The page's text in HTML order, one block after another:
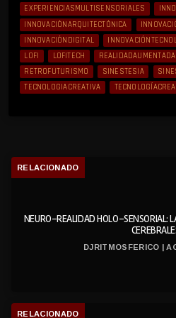
EXPERIENCIASMULTISENSORIALES
INNOVACIÓNARQUITECTÓNICA
INNOVACIÓNDIGITAL
LOFI
LOFITECH REALIDADAUMENTADA
RETROFUTURISMO
SINESTESIA
TECNOLOGIACREATIVA
RELACIONADO
NEURO-REALIDAD HOLO-SENSORIAL:
DJRITMOSFERICO |
RELACIONADO